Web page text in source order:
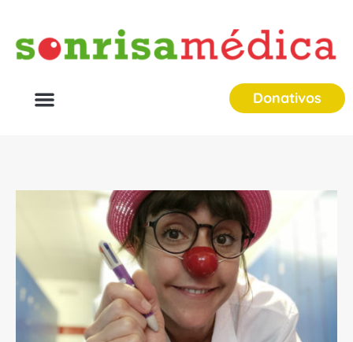
Donativos